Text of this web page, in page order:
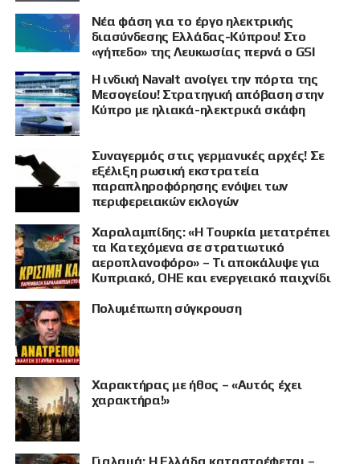
Νέα φάση για το έργο ηλεκτρικής
διασύνδεσης Ελλάδας-Κύπρου! Στο
«γήπεδο» της Λευκωσίας περνά ο GSI
Η ινδική Navalt ανοίγει την πόρτα της
Μεσογείου! Στρατηγική απόβαση στην
Κύπρο με ηλιακά-ηλεκτρικά σκάφη
Συναγερμός στις γερμανικές αρχές! Σε
εξέλιξη ρωσική εκστρατεία
παραπληροφόρησης ενόψει των
περιφερειακών εκλογών
Χαραλαμπίδης: «Η Τουρκία μετατρέπει
τα Κατεχόμενα σε στρατιωτικό
αεροπλανοφόρο» – Τι αποκάλυψε για
Κυπριακό, ΟΗΕ και ενεργειακό παιχνίδι
Πολυμέπωπη σύγκρουση
Χαρακτήρας με ήθος – «Αυτός έχει
χαρακτήρα!»